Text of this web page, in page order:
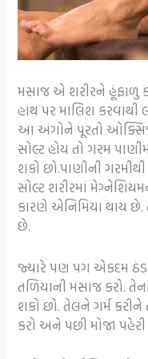
મસાજ એ શરીરને હૂંફાળુ
હાથ પર માલિશ
આ અંગોને પૂરતો
સોલ્ટ હોય તો ગરમ
શકો છો.પાણીની
સોલ્ટ શરીરમાં
કારણે એનિમિયા થાય
છે.
જ્યારે પણ પગ એકદમ ઠંડા
તળિયાની મસાજ કરો.
શકો છો. તેલને ગર્મ
કરો અને પછી મોજા પહેરી